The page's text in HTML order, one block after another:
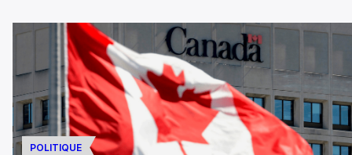
POLITIQUE